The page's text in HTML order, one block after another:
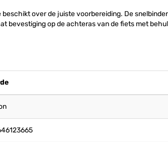
over de juiste voorbereiding. De snelbinder
bevestiging op de achteras van de fiets met